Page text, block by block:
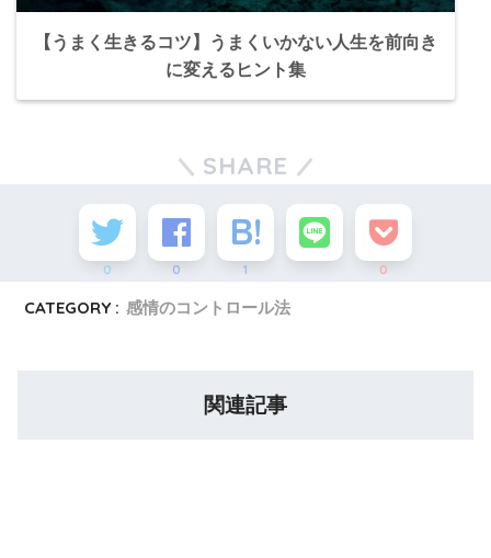
【うまく生きるコツ】うまくいかない人生を前向き
に変えるヒント集
SHARE
0 0 1 0
CATEGORY : 感情のコントロール法
関連記事